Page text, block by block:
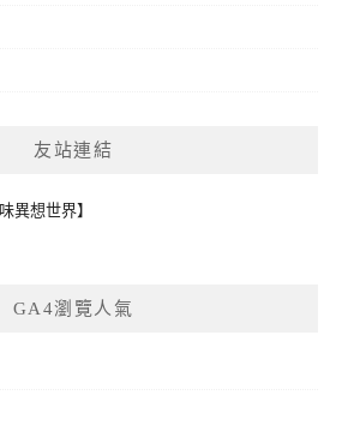
友站連結
異想世界】
GA4瀏覽人氣